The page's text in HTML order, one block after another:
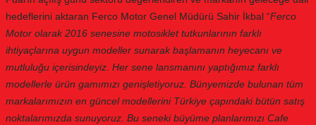
hedeflerini aktaran Ferco Motor Genel Müdürü Sahir İkbal “Ferco
Motor olarak 2016 senesine motosiklet tutkunlarının farklı
ihtiyaçlarına uygun modeller sunarak başlamanın heyecanı ve
mutluluğu içerisindeyiz. Her sene lansmanını yaptığımız farklı
modellerle ürün gamımızı genişletiyoruz. Bünyemizde bulunan tüm
markalarımızın en güncel modellerini Türkiye çapındaki bütün satış
noktalarımızda sunuyoruz. Bu seneki büyüme planlarımızı Cafe